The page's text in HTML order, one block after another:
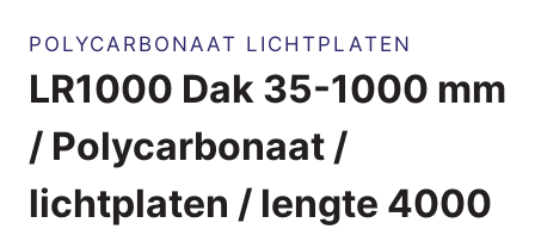
POLYCARBONAAT LICHTPLATEN
LR1000 Dak 35-1000 mm
/ Polycarbonaat /
lichtplaten / lengte 4000